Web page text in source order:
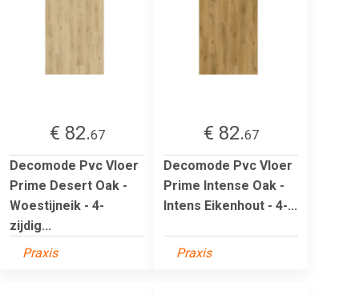
€ 82.67
Decomode Pvc Vloer
Prime Desert Oak -
Woestijneik - 4-
zijdig...
Praxis
€ 82.67
Decomode Pvc Vloer
Prime Intense Oak -
Intens Eikenhout - 4-...
Praxis